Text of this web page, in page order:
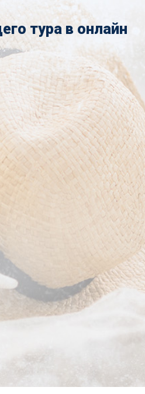
тура в онлайн